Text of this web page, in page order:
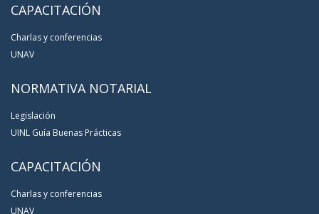
CAPACITACIÓN
Charlas y conferencias
UNAV
NORMATIVA NOTARIAL
Legislación
UINL Guía Buenas Prácticas
CAPACITACIÓN
Charlas y conferencias
UNAV